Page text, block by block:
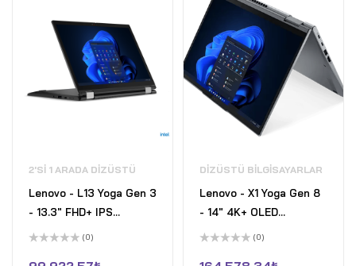
2'SI 1 ARADA DIZÜSTÜ
Lenovo - L13 Yoga Gen 3
- 13.3" FHD+ IPS
Dokunmatik 2'si 1 Arada
üzerinden
(0)
DIZÜSTÜ BILGISAYARLAR
Lenovo - X1 Yoga Gen 8
- 14" 4K+ OLED
Dokunmatik 2'si 1 Arada
üzerinden
(0)